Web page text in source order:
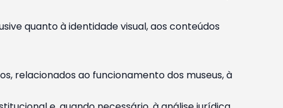
quanto à identidade visual, aos conteúdos
relacionados ao funcionamento dos museus, à